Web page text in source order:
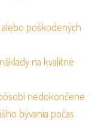
poškodených
na kvalitné
nedokončene
bývania počas